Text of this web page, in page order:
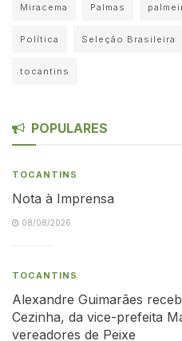
Miracema Palmas
Política Seleção Brasileira
tocantins
POPULARES
TOCANTINS
Nota à Imprensa
08/08/2026
TOCANTINS
Alexandre Guimarães
Cezinha, da vice-prefeita
vereadores de Peixe